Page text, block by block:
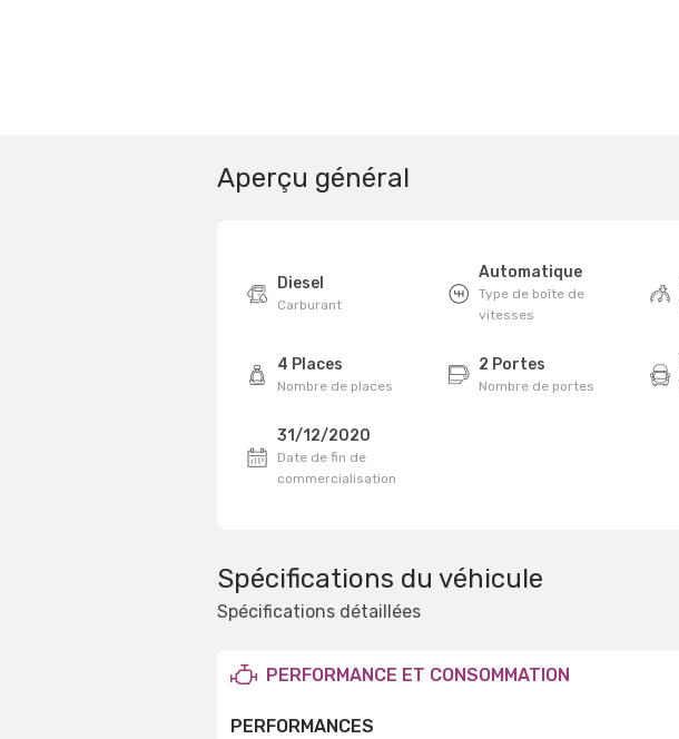
Aperçu général
Diesel
Carburant
Automatique
Type de boîte de
vitesses
4 Places
Nombre de places
2 Portes
Nombre de portes
31/12/2020
Date de fin de
commercialisation
Spécifications du véhicule
Spécifications détaillées
PERFORMANCE ET CONSOMMATION
PERFORMANCES